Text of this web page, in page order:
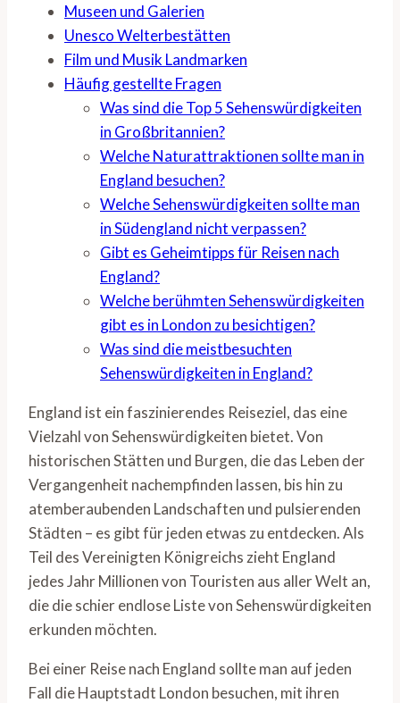
Museen und Galerien
Unesco Welterbestätten
Film und Musik Landmarken
Häufig gestellte Fragen
Was sind die Top 5 Sehenswürdigkeiten
in Großbritannien?
Welche Naturattraktionen sollte man in
England besuchen?
Welche Sehenswürdigkeiten sollte man
in Südengland nicht verpassen?
Gibt es Geheimtipps für Reisen nach
England?
Welche berühmten Sehenswürdigkeiten
gibt es in London zu besichtigen?
Was sind die meistbesuchten
Sehenswürdigkeiten in England?
England ist ein faszinierendes Reiseziel, das eine
Vielzahl von Sehenswürdigkeiten bietet. Von
historischen Stätten und Burgen, die das Leben der
Vergangenheit nachempfinden lassen, bis hin zu
atemberaubenden Landschaften und pulsierenden
Städten – es gibt für jeden etwas zu entdecken. Als
Teil des Vereinigten Königreichs zieht England
jedes Jahr Millionen von Touristen aus aller Welt an,
die die schier endlose Liste von Sehenswürdigkeiten
erkunden möchten.
Bei einer Reise nach England sollte man auf jeden
Fall die Hauptstadt London besuchen, mit ihren